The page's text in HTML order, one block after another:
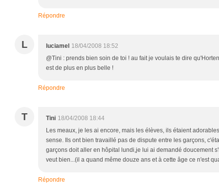
Répondre
L luciamel 18/04/2008 18:52
@Tini : prends bien soin de toi ! au fait je voulais te dire
est de plus en plus belle !
Répondre
T Tini 18/04/2008 18:44
Les meaux, je les ai encore, mais les élèves, ils étaient
sense. Ils ont bien travaillé pas de dispute entre les garçons,
garçons doit aller en hôpital lundi,je lui ai demandé doucement
veut bien...(il a quand même douze ans et à cette âge ce n'est
Répondre